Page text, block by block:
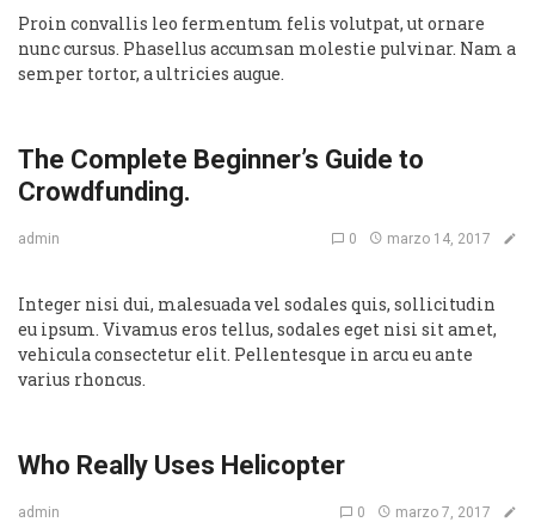
Proin convallis leo fermentum felis volutpat, ut ornare
nunc cursus. Phasellus accumsan molestie pulvinar. Nam a
semper tortor, a ultricies augue.
The Complete Beginner’s Guide to
Crowdfunding.
admin 0 marzo 14, 2017
Integer nisi dui, malesuada vel sodales quis, sollicitudin
eu ipsum. Vivamus eros tellus, sodales eget nisi sit amet,
vehicula consectetur elit. Pellentesque in arcu eu ante
varius rhoncus.
Who Really Uses Helicopter
admin 0 marzo 7, 2017